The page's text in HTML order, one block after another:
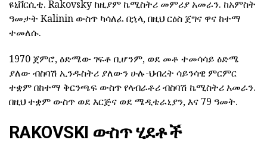
ዩኒቨርሲቲ. Rakovsky ከዚያም ኬሚስትሪ መምሪያ አመራን. ከአምስት
ዓመታት Kalinin ውስጥ ካሳለፈ በኋላ, በዚህ ርዕስ ጀግና ዋና ከተማ
ተመለሱ.
1970 ጀምሮ, ዕድሜው ገፍቶ ቢሆንም, ወደ መቶ ተመሳሳይ ዕድሜ
ያለው ብስባሽ ኢንዱስትሪ ያለውን ሁሉ-ህብረት ሳይንሳዊ ምርምር
ተቋም በከተማ ቅርንጫፍ ውስጥ የላብራቶሪ ብስባሽ ኬሚስትሪ አመራን.
በዚህ ተቋም ውስጥ ወደ እርጅና ወደ ሜዲቴራኒያን, እና 79 ዓመት.
RAKOVSKI ውስጥ ሂደቶች